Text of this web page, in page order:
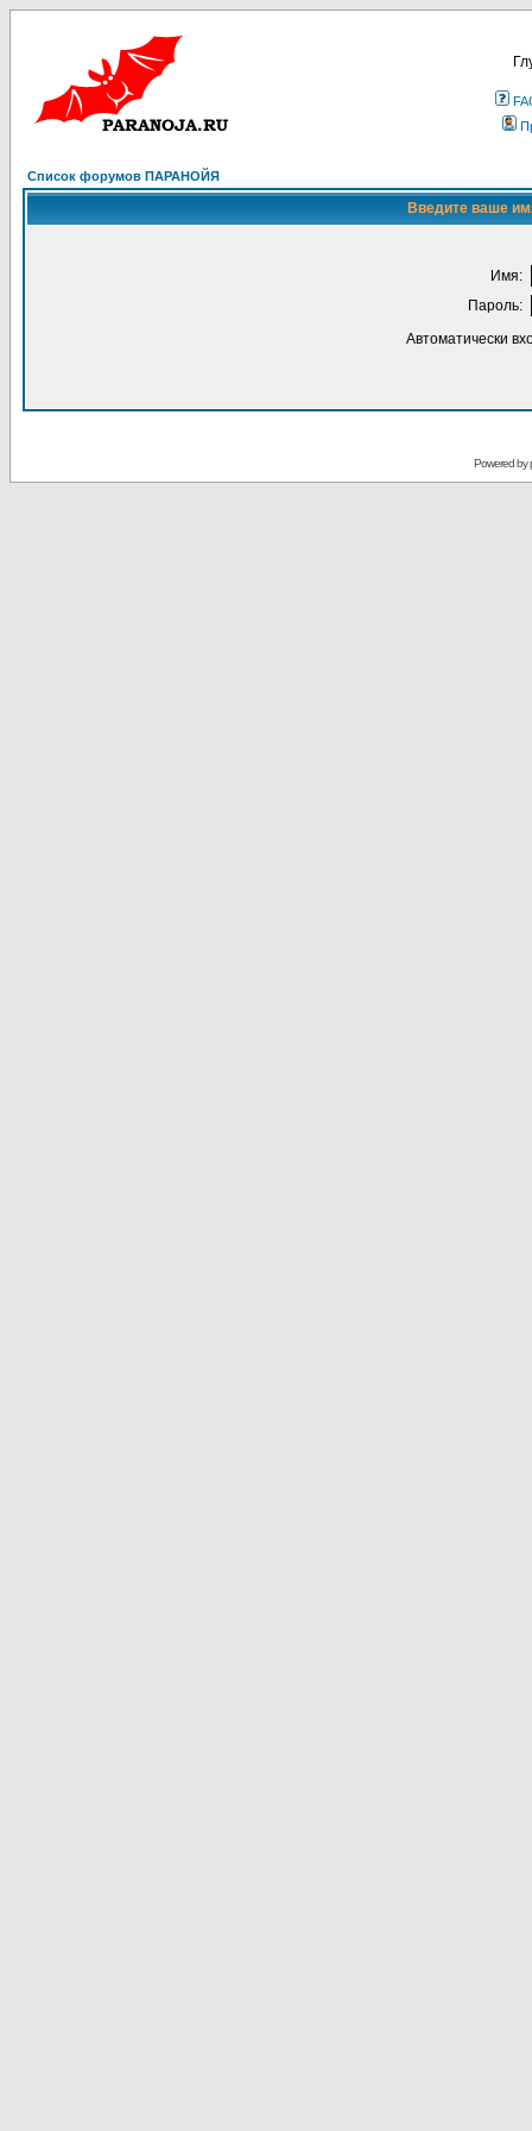
Список форумов ПАРАНОЙЯ
Введите ваше
Имя:
Пароль:
Автоматически
Powered by